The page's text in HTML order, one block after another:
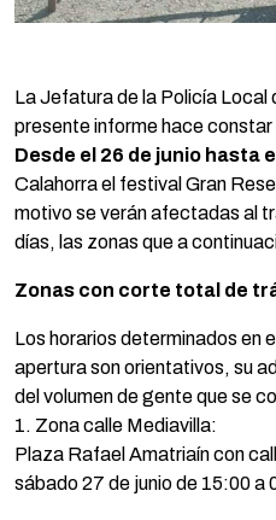
La Jefatura de la Policía Local
presente informe hace constar
Desde el 26 de junio hasta
Calahorra el festival Gran
motivo se verán afectadas al
días, las zonas que a
Zonas con corte total de
Los horarios determinados en
apertura son orientativos, su
del volumen de gente que se
1. Zona calle Mediavilla:
Plaza Rafael Amatriaín con
sábado 27 de junio de 15:00 a